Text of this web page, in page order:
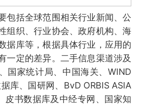
包括全球范围相关行业新闻、公
组织、行业协会、政府机构、海
据库等，根据具体行业，应用的
一定的差异。二手信息渠道涉及
国家统计局、中国海关、WIND
库、国研网、BvD ORBIS ASIA
皮书数据库及中经专网、国家知